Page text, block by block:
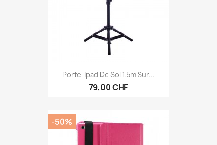
Porte-Ipad De Sol 1.5m Sur...
79,00 CHF
-50%